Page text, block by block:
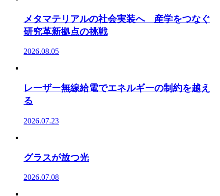
メタマテリアルの社会実装へ 産学をつなぐ
研究革新拠点の挑戦
2026.08.05
レーザー無線給電でエネルギーの制約を越え
る
2026.07.23
グラスが放つ光
2026.07.08